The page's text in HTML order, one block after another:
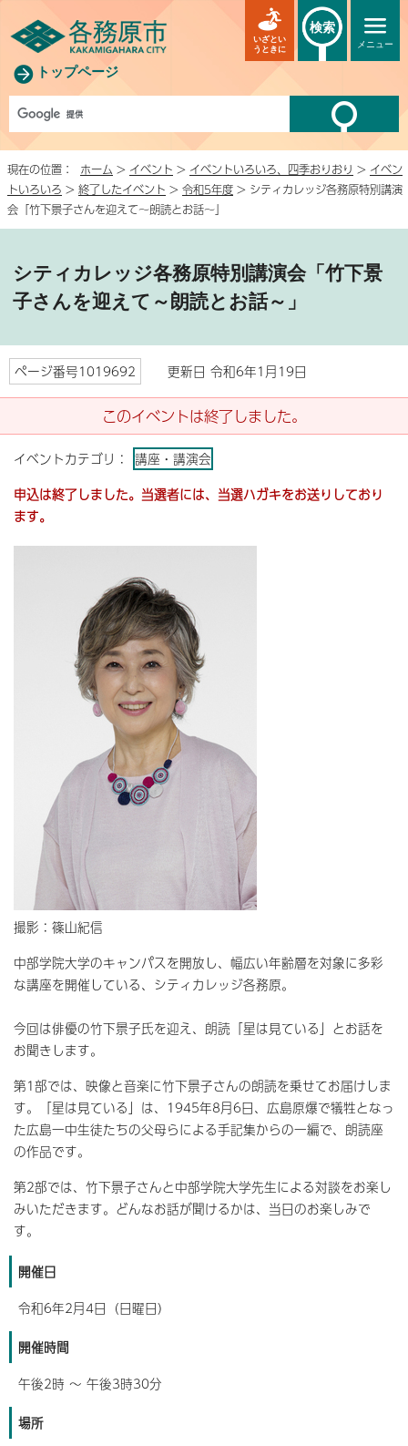
トップページ
メニュー
いざとい
うときに
検索
現在の位置： ホーム > イベント > イベントいろいろ、四季おりおり > イベン
トいろいろ > 終了したイベント > 令和5年度 > シティカレッジ各務原特別講演
会「竹下景子さんを迎えて～朗読とお話～」
シティカレッジ各務原特別講演会「竹下景
子さんを迎えて～朗読とお話～」
ページ番号1019692 更新日 令和6年1月19日
このイベントは終了しました。
イベントカテゴリ： 講座・講演会
申込は終了しました。当選者には、当選ハガキをお送りしており
ます。
撮影：篠山紀信
中部学院大学のキャンパスを開放し、幅広い年齢層を対象に多彩
な講座を開催している、シティカレッジ各務原。
今回は俳優の竹下景子氏を迎え、朗読「星は見ている」とお話を
お聞きします。
第1部では、映像と音楽に竹下景子さんの朗読を乗せてお届けしま
す。「星は見ている」は、1945年8月6日、広島原爆で犠牲となっ
た広島一中生徒たちの父母らによる手記集からの一編で、朗読座
の作品です。
第2部では、竹下景子さんと中部学院大学先生による対談をお楽し
みいただきます。どんなお話が聞けるかは、当日のお楽しみで
す。
開催日
令和6年2月4日（日曜日）
開催時間
午後2時 ～ 午後3時30分
場所